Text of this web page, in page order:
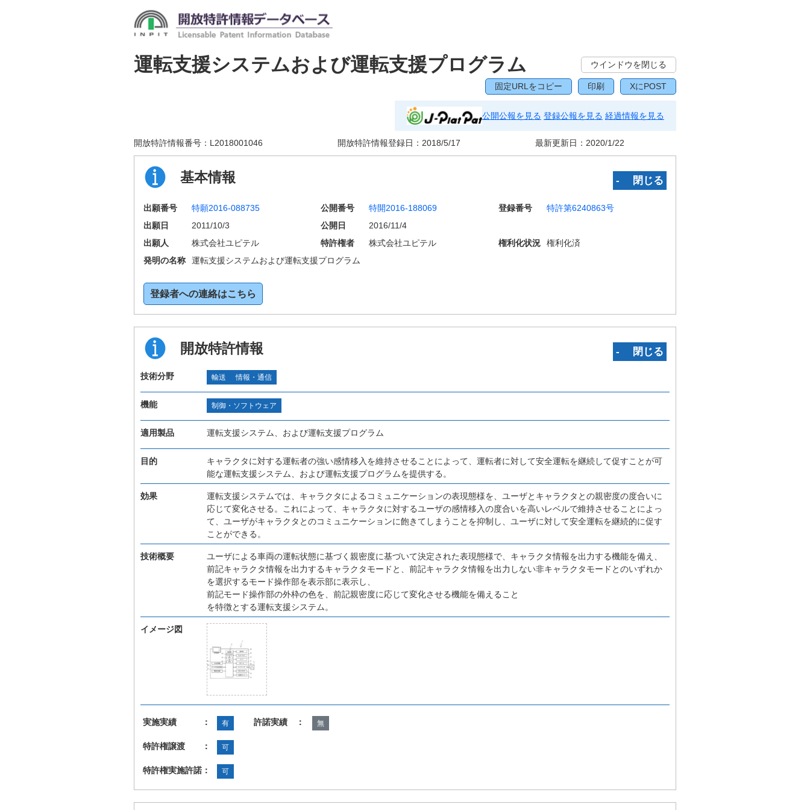
運転支援システムおよび運転支援プログラム ウインドウを閉じる
固定URLをコピー 印刷 XにPOST
公開公報を見る 登録公報を見る 経過情報を見る
開放特許情報番号： L2018001046 開放特許情報登録日： 2018/5/17 最新更新日： 2020/1/22
基本情報 ‐ 閉じる
出願番号 特願2016-088735 公開番号 特開2016-188069 登録番号
特許第6240863号
出願日
2011/10/3 公開日
2016/11/4
出願人
株式会社ユピテル 特許権者 株式会社ユピテル 権利化状況
権利化済
発明の名称
運転支援システムおよび運転支援プログラム
登録者への連絡はこちら
開放特許情報 ‐ 閉じる
技術分野 輸送 情報・通信
機能 制御・ソフトウェア
適用製品 運転支援システム、および運転支援プログラム
目的
キャラクタに対する運転者の強い感情移入を維持させることによって、運転者に対して安全運転を継続して促すことが可
能な運転支援システム、および運転支援プログラムを提供する。
効果
運転支援システムでは、キャラクタによるコミュニケーションの表現態様を、ユーザとキャラクタとの親密度の度合いに
応じて変化させる。これによって、キャラクタに対するユーザの感情移入の度合いを高いレベルで維持させることによっ
て、ユーザがキャラクタとのコミュニケーションに飽きてしまうことを抑制し、ユーザに対して安全運転を継続的に促す
ことができる。
技術概要
ユーザによる車両の運転状態に基づく親密度に基づいて決定された表現態様で、キャラクタ情報を出力する機能を備え、
前記キャラクタ情報を出力するキャラクタモードと、前記キャラクタ情報を出力しない非キャラクタモードとのいずれか
を選択するモード操作部を表示部に表示し、
前記モード操作部の外枠の色を、前記親密度に応じて変化させる機能を備えること
を特徴とする運転支援システム。
イメージ図
実施実績 ： 有 許諾実績 ： 無
特許権譲渡 ： 可
特許権実施許諾： 可